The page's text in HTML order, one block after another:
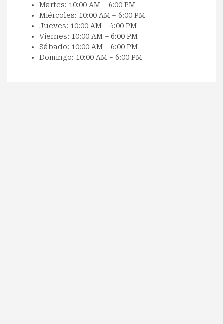
Martes: 10:00 AM – 6:00 PM
Miércoles: 10:00 AM – 6:00 PM
Jueves: 10:00 AM – 6:00 PM
Viernes: 10:00 AM – 6:00 PM
Sábado: 10:00 AM – 6:00 PM
Domingo: 10:00 AM – 6:00 PM